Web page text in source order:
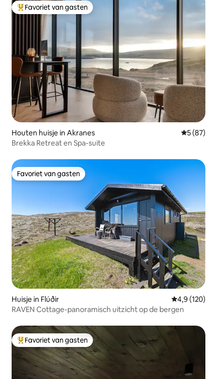
Topfavoriet van gasten
Favoriet van gasten
Houten huisje in Akranes
5 (87)
Brekka Retreat en Spa-suite
Favoriet van gasten
Favoriet van gasten
Huisje in Flúðir Gemiddelde
4,9 (120)
RAVEN Cottage-panoramisch uitzicht op de bergen
Topfavoriet van gasten
Favoriet van gasten